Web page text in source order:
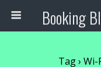
Tag ›